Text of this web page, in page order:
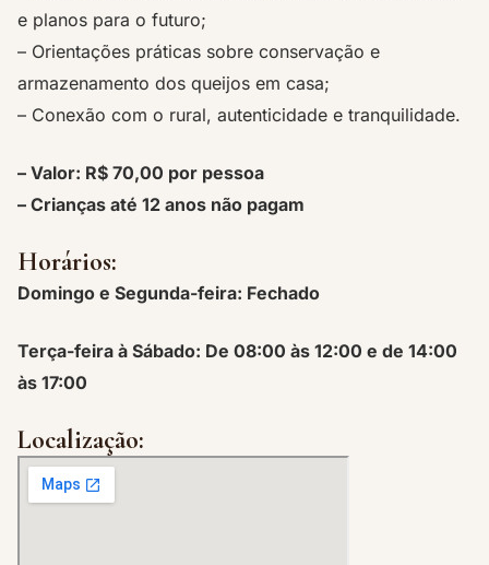
e planos para o futuro;
– Orientações práticas sobre conservação e
armazenamento dos queijos em casa;
– Conexão com o rural, autenticidade e tranquilidade.
– Valor: R$ 70,00 por pessoa
– Crianças até 12 anos não pagam
Horários:
Domingo e Segunda-feira: Fechado
Terça-feira à Sábado: De 08:00 às 12:00 e de 14:00
às 17:00
Localização: